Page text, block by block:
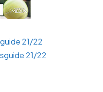
21/22
21/22